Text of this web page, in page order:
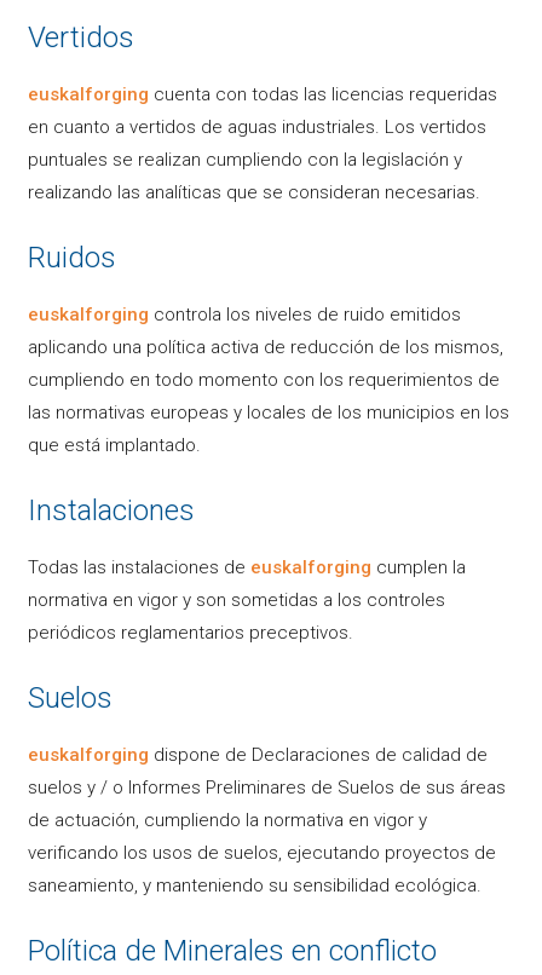
Vertidos
euskalforging cuenta con todas las licencias requeridas
en cuanto a vertidos de aguas industriales. Los vertidos
puntuales se realizan cumpliendo con la legislación y
realizando las analíticas que se consideran necesarias.
Ruidos
euskalforging controla los niveles de ruido emitidos
aplicando una política activa de reducción de los mismos,
cumpliendo en todo momento con los requerimientos de
las normativas europeas y locales de los municipios en los
que está implantado.
Instalaciones
Todas las instalaciones de euskalforging cumplen la
normativa en vigor y son sometidas a los controles
periódicos reglamentarios preceptivos.
Suelos
euskalforging dispone de Declaraciones de calidad de
suelos y / o Informes Preliminares de Suelos de sus áreas
de actuación, cumpliendo la normativa en vigor y
verificando los usos de suelos, ejecutando proyectos de
saneamiento, y manteniendo su sensibilidad ecológica.
Política de Minerales en conflicto